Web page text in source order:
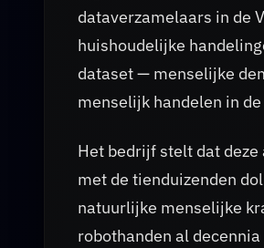
dataverzamelaars in de
huishoudelijke
dataset — menselijke
menselijk handelen in
Het bedrijf stelt dat
met de tienduizenden
natuurlijke menselijke
robothanden al